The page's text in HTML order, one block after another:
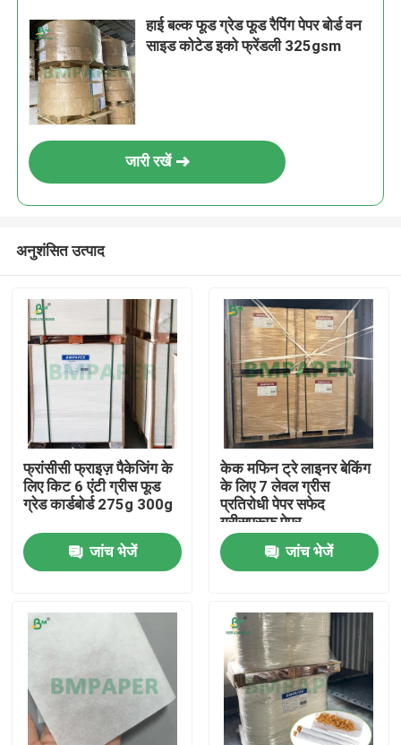
होम
उत्पाद
हमारे बारे में
हाई बल्क फूड ग्रेड फूड रैपिंग पेपर बोर्ड वन
साइड कोटेड इको फ्रेंडली 325gsm
जारी रखें
अनुशंसित उत्पाद
फ्रांसीसी फ्राइज़ पैकेजिंग के
लिए किट 6 एंटी ग्रीस फूड
ग्रेड कार्डबोर्ड 275g 300g
जांच भेजें
केक मफिन ट्रे लाइनर बेकिंग
के लिए 7 लेवल ग्रीस
प्रतिरोधी पेपर सफेद
ग्रीसप्रूफ पेपर
जांच भेजें